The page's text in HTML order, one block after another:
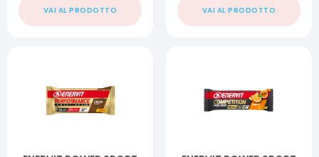
VAI AL PRODOTTO VAI AL PRODOTTO